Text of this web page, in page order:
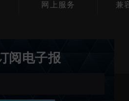
网上服务 兼
阅电子报